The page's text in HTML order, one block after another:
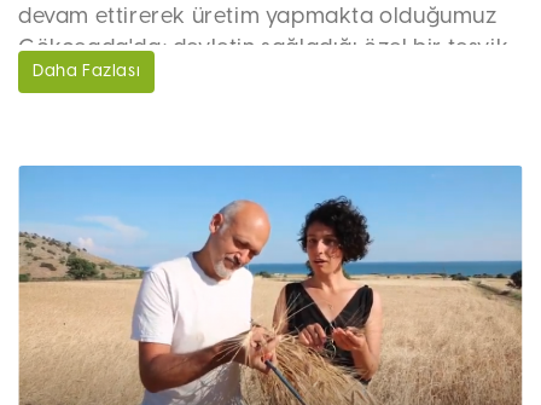
devam ettirerek üretim yapmakta olduğumuz
Gökçeada'da; devletin sağladığı özel bir teşvik
ile sertifikasyon masraflarımız destekleniyor. Bu
üzerinde hasat ettiğimiz atalık buğdaylarımız
için organik sertifikamızı almış bulunuyoruz. Her
ne kadar için ürünlerimizi kullanan kişilerle
birebir temas ve şeffaflık ilkesi birincil öncelikse
de, ileride bazı kurumlarla da çalışabilmemiz
ihtimaline karşın bu sertifikanın bulunmasını
önemli görüyoruz.
Daha Fazlası